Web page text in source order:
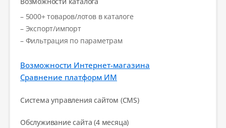
– 5000+ товаров/лотов в каталоге
– Экспорт/импорт
– Фильтрация по параметрам
Возможности Интернет-магазина
Сравнение платформ ИМ
Система управления сайтом (CMS)
Обслуживание сайта (4 месяца)